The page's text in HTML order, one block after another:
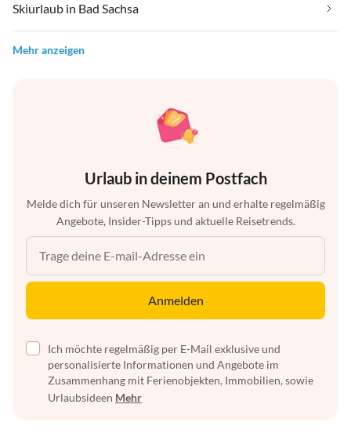
Skiurlaub in Bad Sachsa
Mehr anzeigen
Urlaub in deinem Postfach
Melde dich für unseren Newsletter an und erhalte regelmäßig
Angebote, Insider-Tipps und aktuelle Reisetrends.
Anmelden
Ich möchte regelmäßig per E-Mail exklusive und
personalisierte Informationen und Angebote im
Zusammenhang mit Ferienobjekten, Immobilien, sowie
Urlaubsideen Mehr